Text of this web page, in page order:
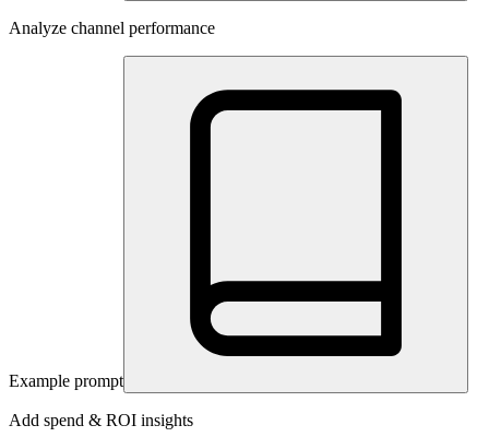
Analyze channel performance
Example prompt
Add spend & ROI insights